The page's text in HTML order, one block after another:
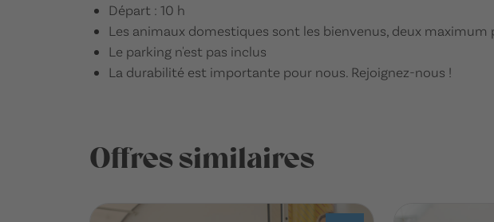
Départ : 10 h
Les animaux domestiques sont les bienvenus, deux
Le parking n'est pas inclus
La durabilité est importante pour nous. Rejoignez-nous !
Offres similaires